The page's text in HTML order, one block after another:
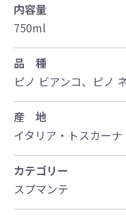
内容量
750ml
品 種
ピノ ビアンコ、ピノ
産 地
イタリア・トスカーナ
カテゴリー
スプマンテ